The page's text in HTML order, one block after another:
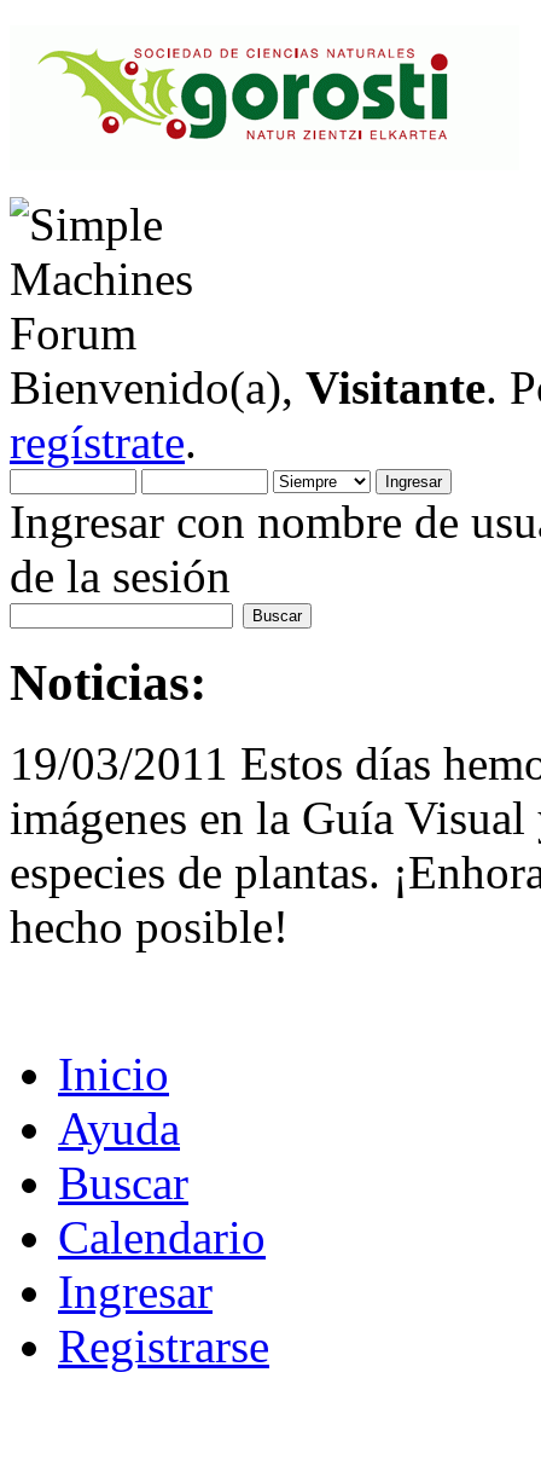
Bienvenido(a), Visitante.
regístrate.
Ingresar con nombre de
de la sesión
Noticias:
19/03/2011 Estos días
imágenes en la Guía
especies de plantas.
hecho posible!
Inicio
Ayuda
Buscar
Calendario
Ingresar
Registrarse